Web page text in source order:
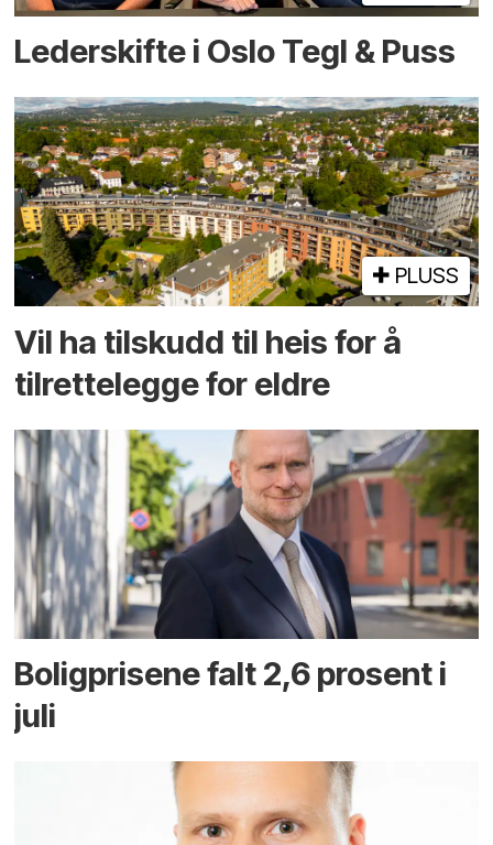
Lederskifte i Oslo Tegl & Puss
PLUSS
Vil ha tilskudd til heis for å
tilrettelegge for eldre
Boligprisene falt 2,6 prosent i
juli